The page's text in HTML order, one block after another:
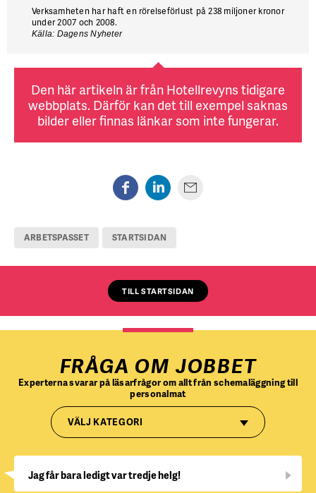
Verksamheten har haft en rörelseförlust på 238 miljoner kronor
under 2007 och 2008.
Källa: Dagens Nyheter
Den här artikeln är från Hotellrevyns tidigare
webbplats. Därför kan det till exempel saknas
bilder eller finnas länkar som inte fungerar.
ARBETSPASSET STARTSIDAN
TILL STARTSIDAN
FRÅGA OM JOBBET
Experterna svarar på läsarfrågor om allt från schemaläggning till
personalmat
VÄLJ KATEGORI
Jag får bara ledigt var tredje helg!